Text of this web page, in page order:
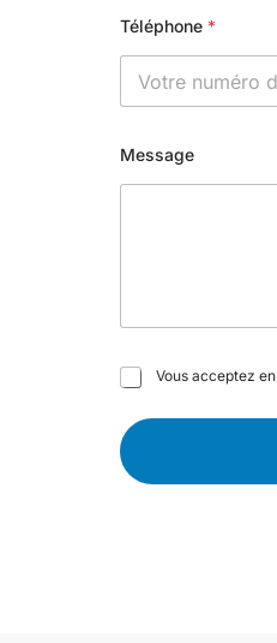
Téléphone *
Message
C
e
s
Vous acceptez